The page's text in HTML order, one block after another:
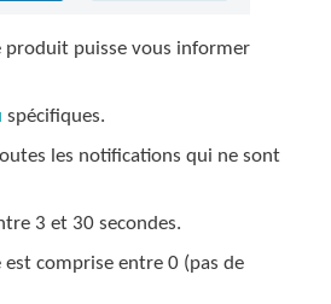
produit puisse vous informer
spécifiques.
les notifications qui ne sont
3 et 30 secondes.
est comprise entre 0 (pas de